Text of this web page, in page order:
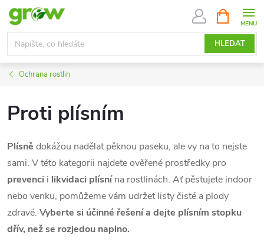
Přejít
obsah
HLEDAT
NÁKUPNÍ
KOŠÍK
Ochrana rostlin
Proti plísním
Plísně dokážou nadělat pěknou paseku, ale vy na to nejste
sami. V této kategorii najdete ověřené prostředky pro
prevenci i likvidaci plísnína rostlinách. Ať pěstujete indoor
nebo venku, pomůžeme vám udržet listy čisté a plody
zdravé. Vyberte si účinné řešení a dejte plísním stopku
dřív, než se rozjedou naplno.